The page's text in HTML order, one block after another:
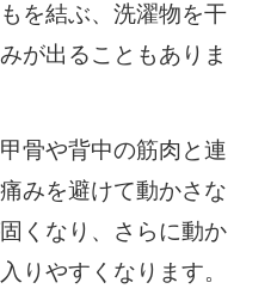
を結ぶ、洗濯物を干
が出ることもありま
骨や背中の筋肉と連
みを避けて動かさな
くなり、さらに動か
りやすくなります。